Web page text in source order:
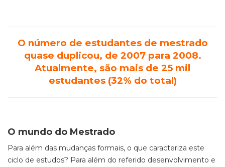
O número de estudantes de mestrado
quase duplicou, de 2007 para 2008.
Atualmente, são mais de 25 mil
estudantes (32% do total)
O mundo do Mestrado
Para além das mudanças formais, o que caracteriza este
ciclo de estudos? Para além do referido desenvolvimento e